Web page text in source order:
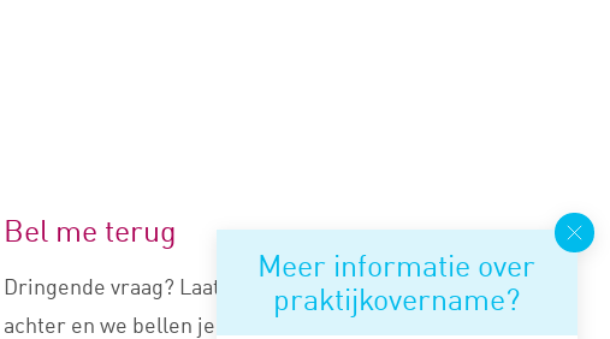
Meer informatie over
praktijkovername?
Bel me terug
Dringende vraag? Laat je nummer
achter en we bellen je snel terug.